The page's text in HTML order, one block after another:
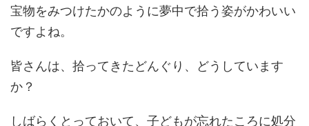
宝物をみつけたかのように夢中で拾う姿がかわいい
ですよね。
皆さんは、拾ってきたどんぐり、どうしています
か？
しばらくとっておいて、子どもが忘れたころに処分